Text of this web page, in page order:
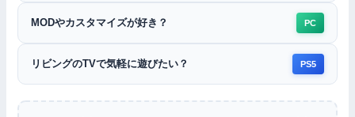
MODやカスタマイズが好き？ PC
リビングのTVで気軽に遊びたい？ PS5